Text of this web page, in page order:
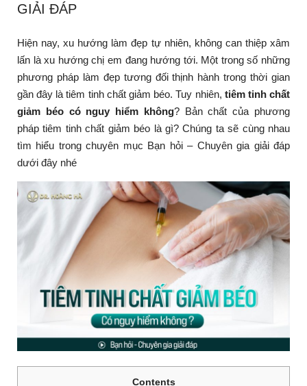
GIẢI ĐÁP
Hiện nay, xu hướng làm đẹp tự nhiên, không can thiệp xâm
lấn là xu hướng chị em đang hướng tới. Một trong số những
phương pháp làm đẹp tương đối thịnh hành trong thời gian
gần đây là tiêm tinh chất giảm béo. Tuy nhiên, tiêm tinh chất
giảm béo có nguy hiểm không? Bản chất của phương
pháp tiêm tinh chất giảm béo là gì? Chúng ta sẽ cùng nhau
tìm hiểu trong chuyên mục Bạn hỏi – Chuyên gia giải đáp
dưới đây nhé
Contents